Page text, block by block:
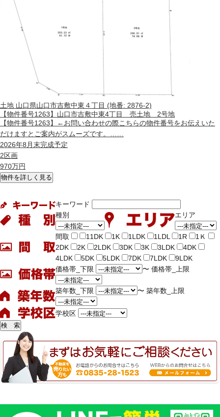
土地 山口県山口市吉敷中東４丁目 (地番: 2876-2)
【物件番号1263】山口市吉敷中東4丁目 売土地 2号地
【物件番号1263】←お問い合わせの際こちらの物件番号をお伝えいた
だけますとご案内がスムーズです。……
2026年8月末完成予定
2区画
970万円
物件を詳しく見る
キーワード
種別
エリア
間取 11DK 1K 1LDK 1LDL 1R
1Ｋ
2DK
2K 2LDK 3DK 3K 3LDK
4DK
4LDK
5DK 5LDK 7DK 7LDK
9LDK
価格帯_下限
〜 価格帯_上限
築年数_下限 〜 築年数_上限
学校区